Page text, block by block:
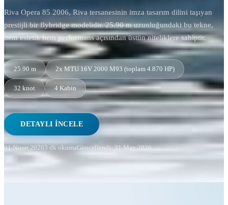
Riva Opera 85 2006, Riva tersanesinin imza tasarım dilini taşıyan
prestijli bir flybridge modelidir. 25.90 m uzunluğundaki bu tekne,
hem estetik hem performans açısından üstün niteliklere sahiptir.
25.90 m 2x MTU 16V 2000 M93 (toplam 4.870 HP)
32 knot 4 Kabin
DETAYLI İNCELE
01 Nisan 20263 dk okumaGüncellendi: 31 May 2026